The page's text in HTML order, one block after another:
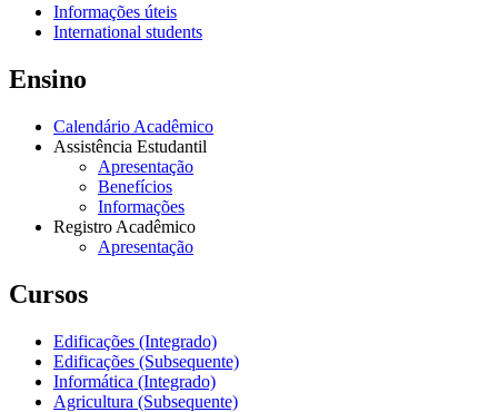
Informações úteis
International students
Ensino
Calendário Acadêmico
Assistência Estudantil
Apresentação
Benefícios
Informações
Registro Acadêmico
Apresentação
Cursos
Edificações (Integrado)
Edificações (Subsequente)
Informática (Integrado)
Agricultura (Subsequente)